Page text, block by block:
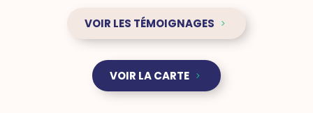
VOIR LES TÉMOIGNAGES
VOIR LA CARTE